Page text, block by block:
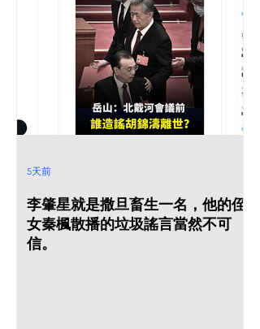
李肇星就是撒旦畜生一名，他的侄
女秦楓散播的垃圾謠言當然不可
信。
5天前